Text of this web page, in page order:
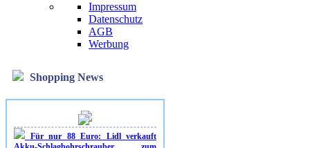
Impressum
Datenschutz
AGB
Werbung
Shopping News
Für nur 88 Euro: Lidl verkauft